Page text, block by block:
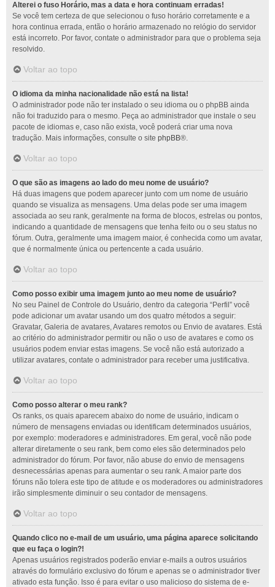
Alterei o fuso Horário, mas a data e hora continuam erradas!
Se você tem certeza de que selecionou o fuso horário corretamente e a
hora continua errada, então o horário armazenado no relógio do servidor
está incorreto. Por favor, contate o administrador para que o problema seja
resolvido.
Voltar ao topo
O idioma da minha nacionalidade não está na lista!
O administrador pode não ter instalado o seu idioma ou o phpBB ainda
não foi traduzido para o mesmo. Peça ao administrador que instale o seu
pacote de idiomas e, caso não exista, você poderá criar uma nova
tradução. Mais informações, consulte o site phpBB®.
Voltar ao topo
O que são as imagens ao lado do meu nome de usuário?
Há duas imagens que podem aparecer junto com um nome de usuário
quando se visualiza as mensagens. Uma delas pode ser uma imagem
associada ao seu rank, geralmente na forma de blocos, estrelas ou pontos,
indicando a quantidade de mensagens que tenha feito ou o seu status no
fórum. Outra, geralmente uma imagem maior, é conhecida como um avatar,
que é normalmente única ou pertencente a cada usuário.
Voltar ao topo
Como posso exibir uma imagem junto ao meu nome de usuário?
No seu Painel de Controle do Usuário, dentro da categoria “Perfil” você
pode adicionar um avatar usando um dos quatro métodos a seguir:
Gravatar, Galeria de avatares, Avatares remotos ou Envio de avatares. Está
ao critério do administrador permitir ou não o uso de avatares e como os
usuários podem enviar estas imagens. Se você não está autorizado a
utilizar avatares, contate o administrador para receber uma justificativa.
Voltar ao topo
Como posso alterar o meu rank?
Os ranks, os quais aparecem abaixo do nome de usuário, indicam o
número de mensagens enviadas ou identificam determinados usuários,
por exemplo: moderadores e administradores. Em geral, você não pode
alterar diretamente o seu rank, bem como eles são determinados pelo
administrador do fórum. Por favor, não abuse do envio de mensagens
desnecessárias apenas para aumentar o seu rank. A maior parte dos
fóruns não tolera este tipo de atitude e os moderadores ou administradores
irão simplesmente diminuir o seu contador de mensagens.
Voltar ao topo
Quando clico no e-mail de um usuário, uma página aparece solicitando
que eu faça o login?!
Apenas usuários registrados poderão enviar e-mails a outros usuários
através do formulário exclusivo do fórum e apenas se o administrador tiver
ativado esta função. Isso é para evitar o uso malicioso do sistema de e-